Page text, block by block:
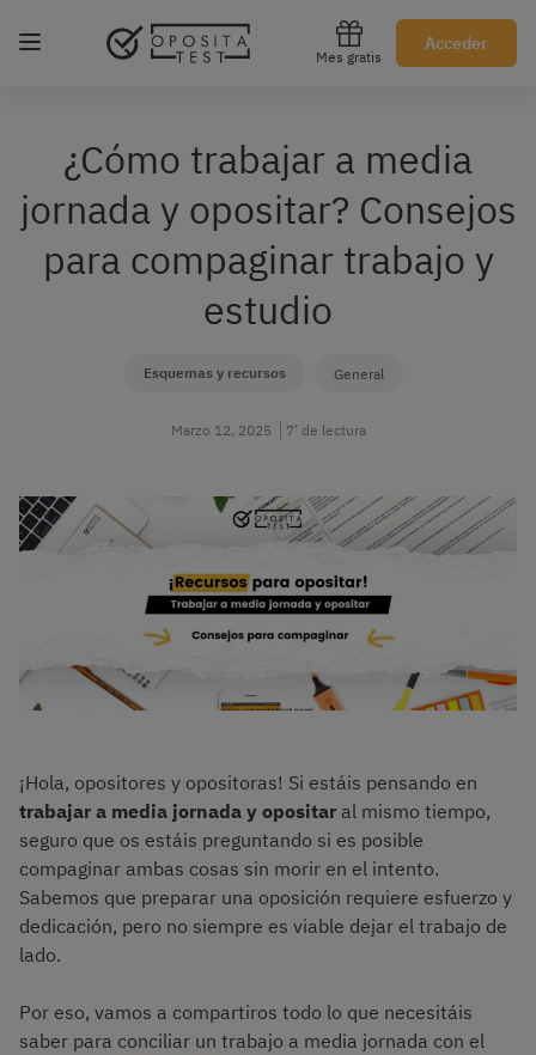
Mes gratis
Acceder
Regístrate gratis
¿Cómo trabajar a media
jornada y opositar? Consejos
para compaginar trabajo y
estudio
Esquemas y recursos General
Marzo 12, 2025 7’ de lectura
¡Hola, opositores y opositoras! Si estáis pensando en
trabajar a media jornada y opositar al mismo tiempo,
seguro que os estáis preguntando si es posible
compaginar ambas cosas sin morir en el intento.
Sabemos que preparar una oposición requiere esfuerzo y
dedicación, pero no siempre es viable dejar el trabajo de
lado.
Por eso, vamos a compartiros todo lo que necesitáis
saber para conciliar un trabajo a media jornada con el